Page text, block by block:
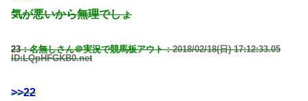
気が悪いから無理でしょ
23：名無しさん＠実況で競馬板アウト：2018/02/18(日) 17:12:33.05
ID:LQpHFGKB0.net
>>22